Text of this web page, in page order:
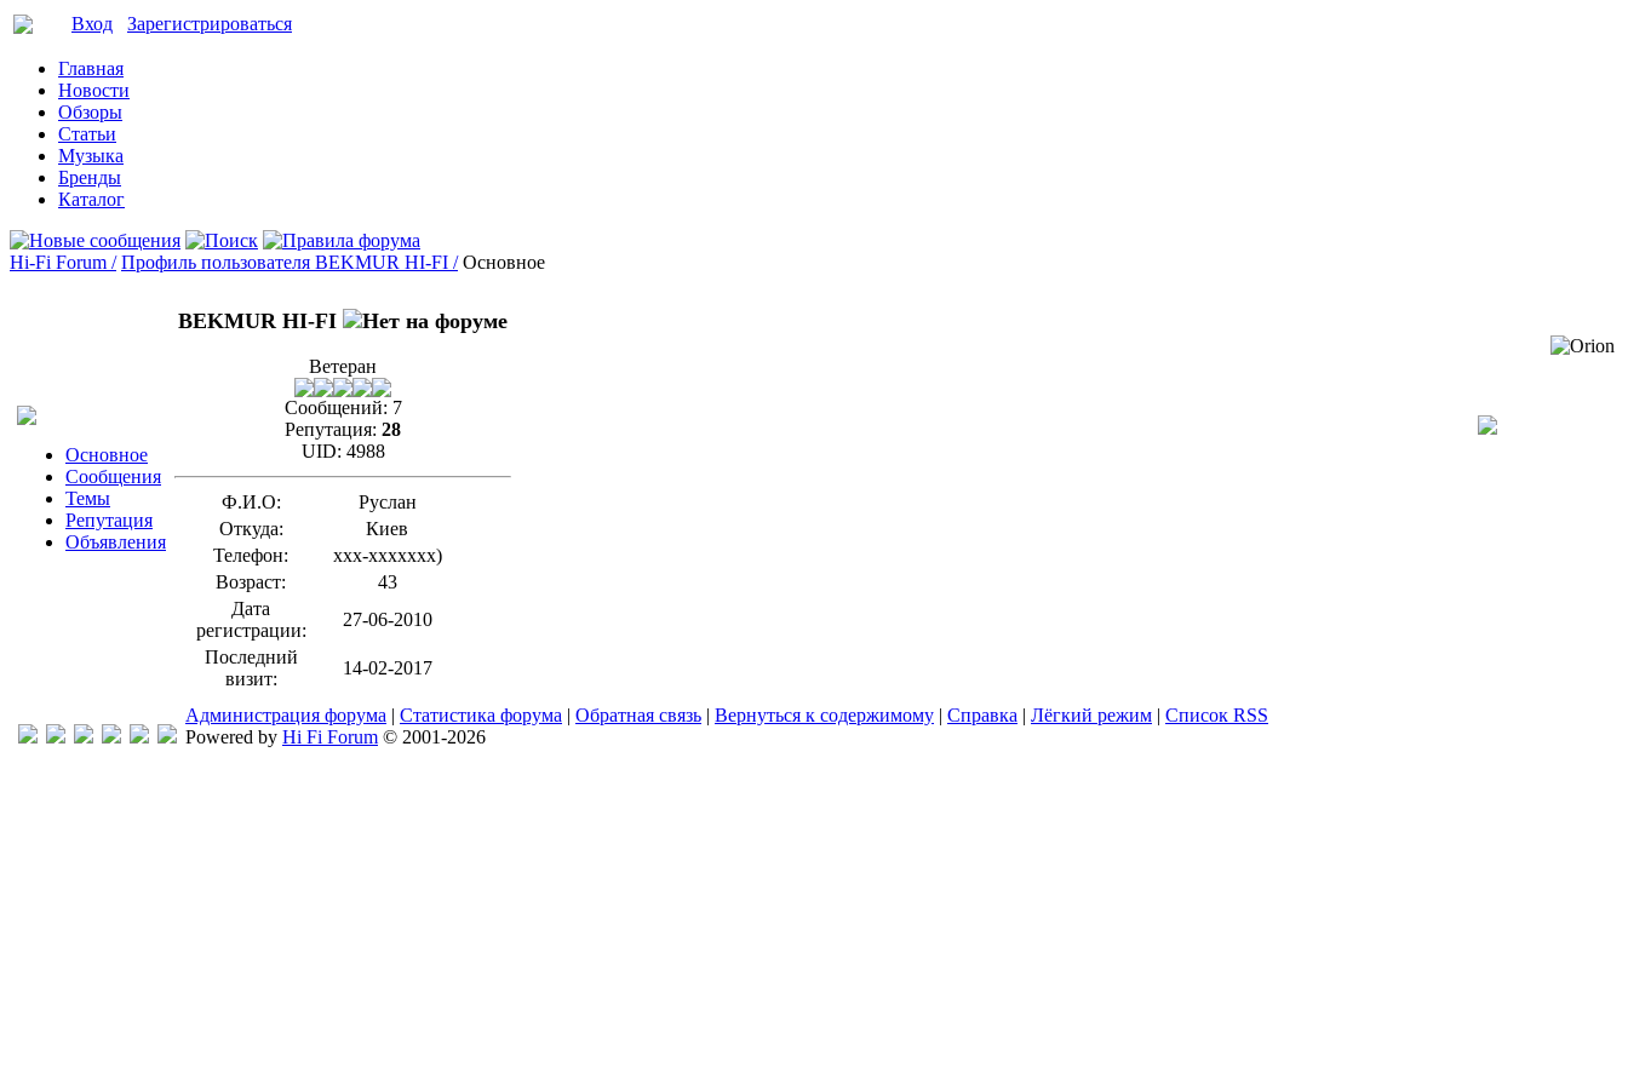
Вход Зарегистрироваться
Главная
Новости
Обзоры
Статьи
Музыка
Бренды
Каталог
Hi-Fi Forum / Профиль пользователя BEKMUR HI-FI / Основное
Основное
Сообщения
Темы
Репутация
Объявления
BEKMUR HI-FI
Ветеран
Сообщений: 7
Репутация: 28
UID: 4988
Ф.И.О:
Руслан
Откуда:
Киев
Телефон:
xxx-xxxxxxx)
Возраст:
43
Дата
регистрации:
27-06-2010
Последний
визит:
14-02-2017
Администрация форума | Статистика форума | Обратная связь | Вернуться к содержимому | Справка | Лёгкий режим | Список RSS
Powered by Hi Fi Forum © 2001-2026